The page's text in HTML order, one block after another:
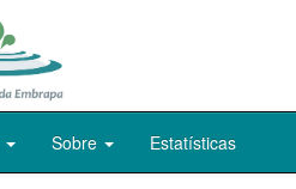
Sobre Estatísticas